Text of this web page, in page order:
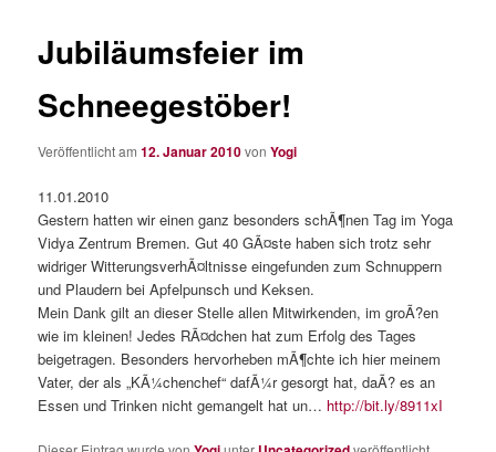
Jubiläumsfeier im
Schneegestöber!
Veröffentlicht am12. Januar 2010vonYogi
11.01.2010
Gestern hatten wir einen ganz besonders schÃ¶nen Tag im Yoga
Vidya Zentrum Bremen. Gut 40 GÃ¤ste haben sich trotz sehr
widriger WitterungsverhÃ¤ltnisse eingefunden zum Schnuppern
und Plaudern bei Apfelpunsch und Keksen.
Mein Dank gilt an dieser Stelle allen Mitwirkenden, im groÃ?en
wie im kleinen! Jedes RÃ¤dchen hat zum Erfolg des Tages
beigetragen. Besonders hervorheben mÃ¶chte ich hier meinem
Vater, der als „KÃ¼chenchef“ dafÃ¼r gesorgt hat, daÃ? es an
Essen und Trinken nicht gemangelt hat un… http://bit.ly/8911xI